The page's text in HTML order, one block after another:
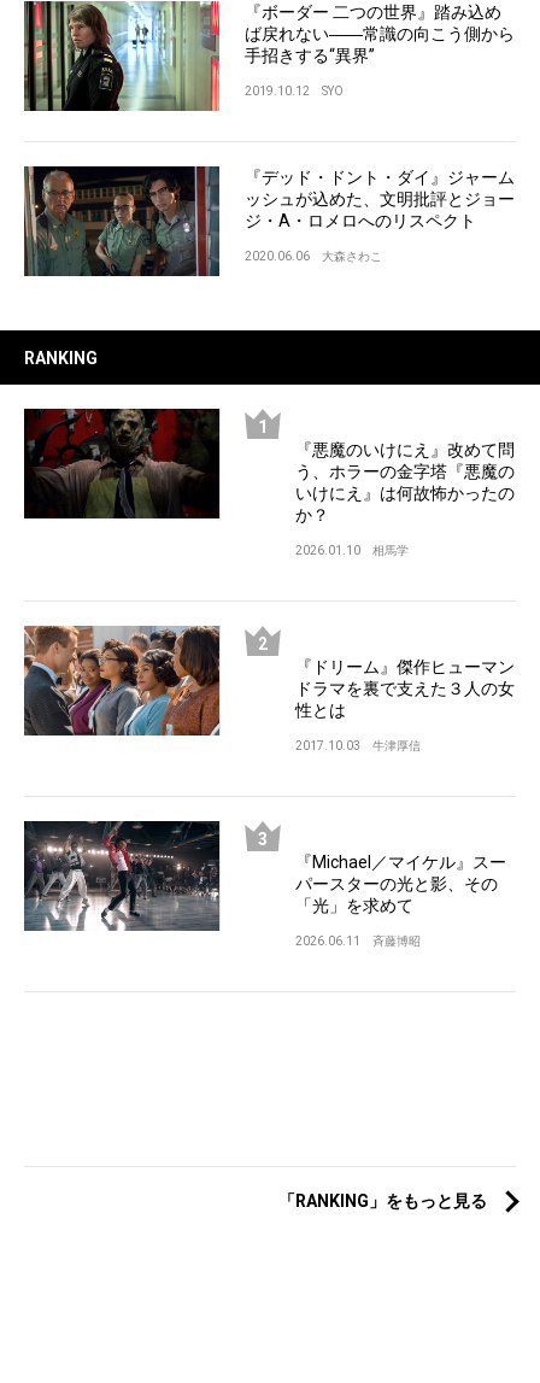
『ボーダー 二つの世界』踏み込め
ば戻れない――常識の向こう側から
手招きする“異界”
2019.10.12 SYO
『デッド・ドント・ダイ』ジャーム
ッシュが込めた、文明批評とジョー
ジ・A・ロメロへのリスペクト
2020.06.06 大森さわこ
RANKING
『悪魔のいけにえ』改めて問
う、ホラーの金字塔『悪魔の
いけにえ』は何故怖かったの
か？
2026.01.10 相馬学
『ドリーム』傑作ヒューマン
ドラマを裏で支えた３人の女
性とは
2017.10.03 牛津厚信
『Michael／マイケル』スー
パースターの光と影、その
「光」を求めて
2026.06.11 斉藤博昭
「RANKING」をもっと見る